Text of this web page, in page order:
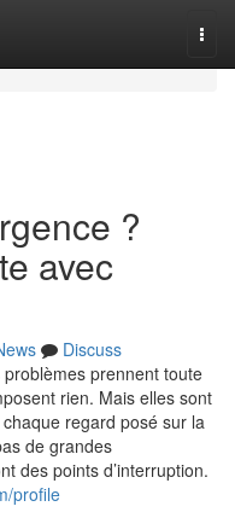
?
avec
Discuss
prennent toute
rien. Mais elles sont
regard posé sur la
de grandes
des points d’interruption.
profile